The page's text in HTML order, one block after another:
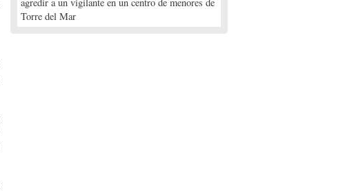
agredir a un vigilante en un centro de menores de
Torre del Mar